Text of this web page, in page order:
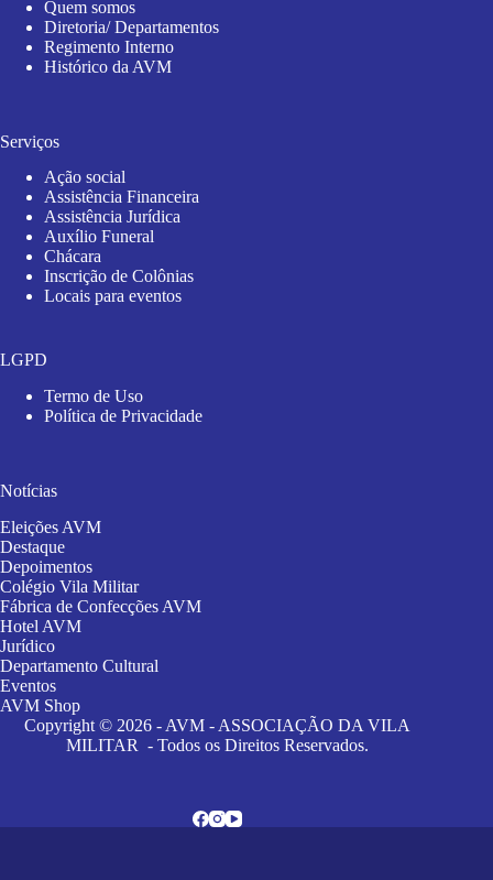
Quem somos
Diretoria/ Departamentos
Regimento Interno
Histórico da AVM
Serviços
Ação social
Assistência Financeira
Assistência Jurídica
Auxílio Funeral
Chácara
Inscrição de Colônias
Locais para eventos
LGPD
Termo de Uso
Política de Privacidade
Notícias
Eleições AVM
Destaque
Depoimentos
Colégio Vila Militar
Fábrica de Confecções AVM
Hotel AVM
Jurídico
Departamento Cultural
Eventos
AVM Shop
Copyright © 2026 - AVM - ASSOCIAÇÃO DA VILA
MILITAR - Todos os Direitos Reservados.